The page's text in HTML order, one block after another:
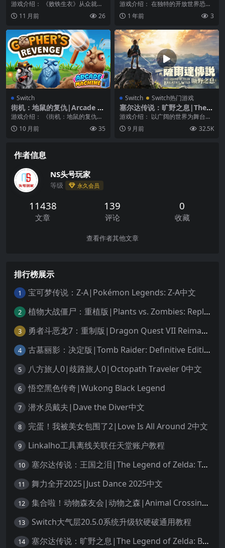
文
游戏介绍： 《败铁生衣》从众就是
这个闪电般快速的平台中的一切
——准备好每一秒改变...
11 月前 26
游戏介绍： 在独特的开放世界恐怖
冒险中探索一座废弃的城市并解决
谜题。 你是一名因...
1 年前 3
Switch
街机：地鼠的复仇|Arcade M
achine: Gopher’s Revenge
游戏介绍： 《街机：地鼠的复仇》
地鼠们在这里为他们在残酷的街机
中被人类屠杀的兄弟...
10 月前 35
Switch Switch热门游戏
塞尔达传说：旷野之息|The L
egend of Zelda: Breath of t
游戏介绍： 以广阔的世界为舞台，
无论去哪里、做什么，冒险的一切
由你决定。狩猎野生...
9 月前 32.5K
作者信息
NS头号玩家
等级 永久会员
11438
文章
139
评论
0
收藏
查看作者其他文章
排行榜展示
1 宝可梦传说：Z-A|Pokémon Legends: Z-A中文
2 植物大战僵尸：重植版|Plants vs. Zombies: Replanted中文
3 勇者斗恶龙7：重制版|Dragon Quest VII Reimagined中文
4 古墓丽影：决定版|Tomb Raider: Definitive Edition中文
5 八方旅人0|歧路旅人0|Octopath Traveler 0中文
6 悟空黑色传奇|Wukong Black Legend
7 潜水员戴夫|Dave the Diver中文
8 完蛋！我被美女包围了2|Love Is All Around 2中文
9 Linkalho工具离线关联任天堂账户教程
10 塞尔达传说：王国之泪|The Legend of Zelda: Tears of the Kingdom中文
11 舞力全开2025|Just Dance 2025中文
12 集合啦！动物森友会|动物之森|Animal Crossing: New Horizons中文
13 Switch大气层20.5.0系统升级软硬破通用教程
14 塞尔达传说：旷野之息|The Legend of Zelda: Breath of the Wild中文